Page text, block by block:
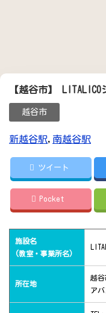
【越谷市】
越谷市
新越谷駅, 南越谷駅
ツイート
Pocket
施設名
(教室・事業所名)
所在地
越谷
ア